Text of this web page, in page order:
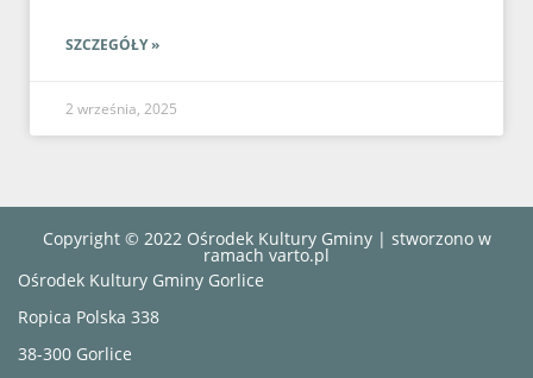
SZCZEGÓŁY »
2 września, 2025
Copyright © 2022 Ośrodek Kultury Gminy | stworzono w
ramach varto.pl
Ośrodek Kultury Gminy Gorlice
Ropica Polska 338
38-300 Gorlice